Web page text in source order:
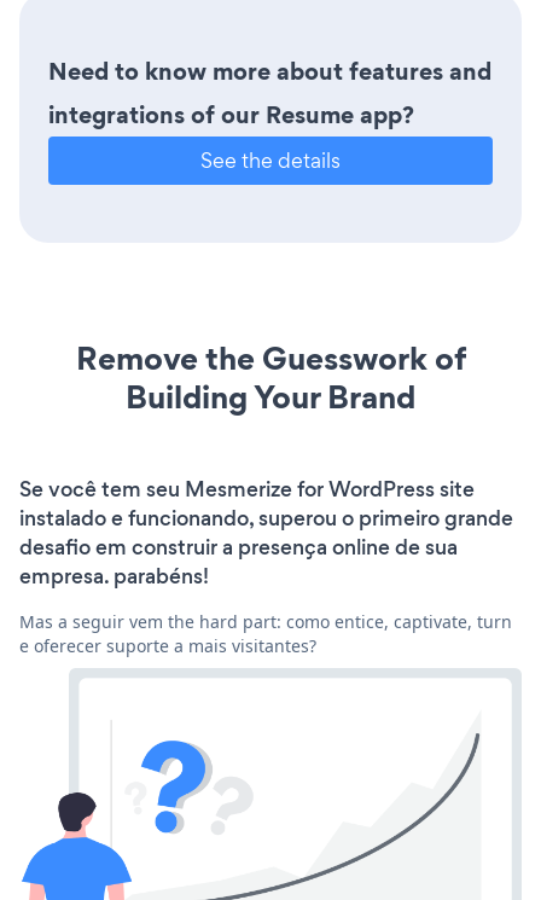
Need to know more about features and
integrations of our Resume app?
See the details
Remove the Guesswork of
Building Your Brand
Se você tem seu Mesmerize for WordPress site
instalado e funcionando, superou o primeiro grande
desafio em construir a presença online de sua
empresa. parabéns!
Mas a seguir vem the hard part: como entice, captivate, turn
e oferecer suporte a mais visitantes?